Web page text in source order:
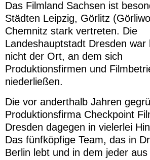
Das Filmland Sachsen ist
Städten Leipzig, Görlitz
Chemnitz stark vertreten. Die
Landeshauptstadt Dresden war
nicht der Ort, an dem sich
Produktionsfirmen und
niederließen.
Die vor anderthalb Jahren
Produktionsfirma Checkpoint
Dresden dagegen in vielerlei
Das fünfköpfige Team, das in
Berlin lebt und in dem jeder aus